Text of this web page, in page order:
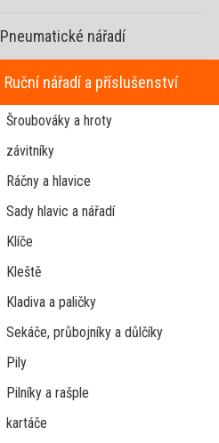
Pneumatické nářadí
Ruční nářadí a příslušenství
Šroubováky a hroty
závitníky
Ráčny a hlavice
Sady hlavic a nářadí
Klíče
Kleště
Kladiva a paličky
Sekáče, průbojníky a důlčíky
Pily
Pilníky a rašple
kartáče